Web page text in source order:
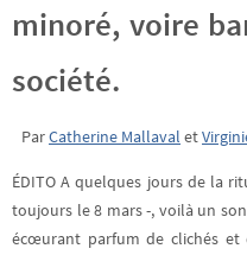
minoré, voire
société.
ParCatherine Mallaval et
ÉDITOA quelques jours de la
toujours le 8 mars -, voilà un
écœurant parfum de clichés et